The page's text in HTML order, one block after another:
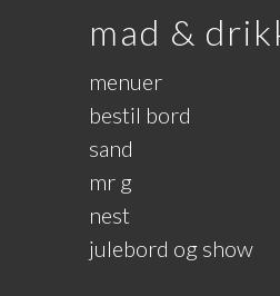
mad &
menuer
bestil bord
sand
mr g
nest
julebord og show